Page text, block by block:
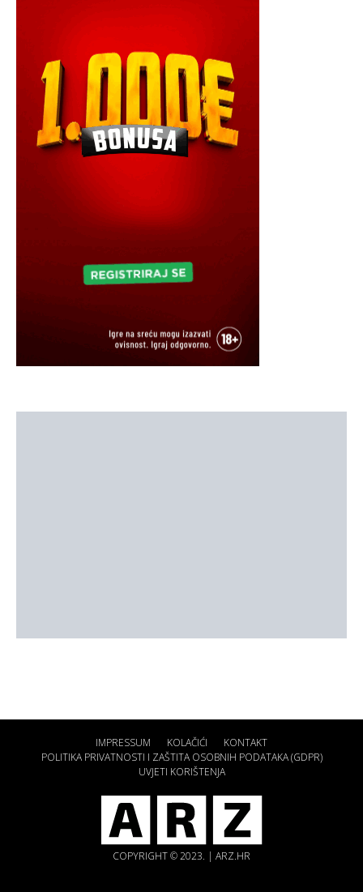
IMPRESSUM KOLAČIĆI
KONTAKT
POLITIKA PRIVATNOSTI I ZAŠTITA OSOBNIH PODATAKA (GDPR)
UVJETI KORIŠTENJA
COPYRIGHT © 2023. | ARZ.HR